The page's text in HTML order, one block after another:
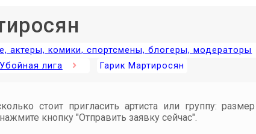
актеры, комики, спортсмены, блогеры, модераторы
лига
Гарик Мартиросян
стоит пригласить артиста или группу:
кнопку "Отправить заявку сейчас".